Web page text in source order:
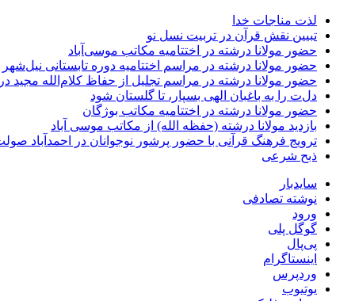
لذت مناجات خدا
تبیین نقش قرآن در تربیت نسل نو
حضور مولانا درشته در اختتامیه مکاتب موسی‌آباد
حضور مولانا درشته در مراسم اختتامیه دوره تابستانی نیل‌شهر
حضور مولانا درشته در مراسم تجلیل از حفاظ کلام‌الله
دل‌ت را به باغبان الهی بسپار، تا گلستان شود
حضور مولانا درشته در اختتامیه مکاتب بوژگان
بازدید مولانا درشته (حفظه الله) از مکاتب موسی آباد
ترویج فرهنگ قرآنی با حضور پرشور نوجوانان در احمدآباد
ذبح شرعی
سایدبار
نوشته تصادفی
ورود
گوگل پلی
پی‌پال
اینستاگرام
وردپرس
یوتیوب